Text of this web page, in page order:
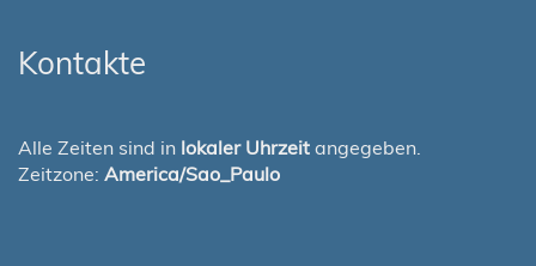
Kontakte
Alle Zeiten sind in lokaler Uhrzeit angegeben.
Zeitzone: America/Sao_Paulo